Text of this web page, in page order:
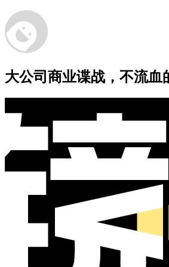
大公司商业谍战，不流血